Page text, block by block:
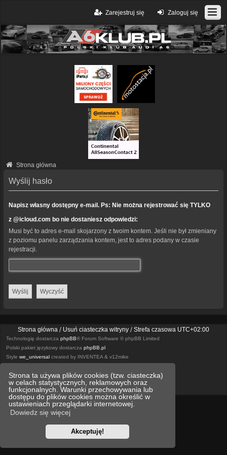
Strona ta używa plików cookies (tzw. ciasteczka)
w celach statystycznych, reklamowych oraz
funkcjonalnych. Warunki przechowywania lub
dostępu do plików cookies można określić w
ustawieniach przeglądarki internetowej.
Dowiedz się więcej
Akceptuję!
Zaloguj się
Zarejestruj się
Strona główna
Wyślij hasło
Napisz własny dostępny e-mail. Ps: Nie można rejestrować się TYLKO
z @icloud.com bo nie dostaniesz odpowiedzi:
Musi być to adres e-mail skojarzony z twoim kontem. Jeśli nie był zmieniany
z poziomu panelu zarządzania kontem, jest to adres podany w czasie
rejestracji.
Strona główna Usuń ciasteczka witryny Strefa czasowa UTC+02:00
Technologię dostarcza phpBB® Forum Software © phpBB Limited
Polski pakiet językowy dostarcza phpBB.pl
Style we_universal created by INVENTEA & v12mike
Optimized by:phpBB SEO
Zasady ochrony danych osobowych Regulamin